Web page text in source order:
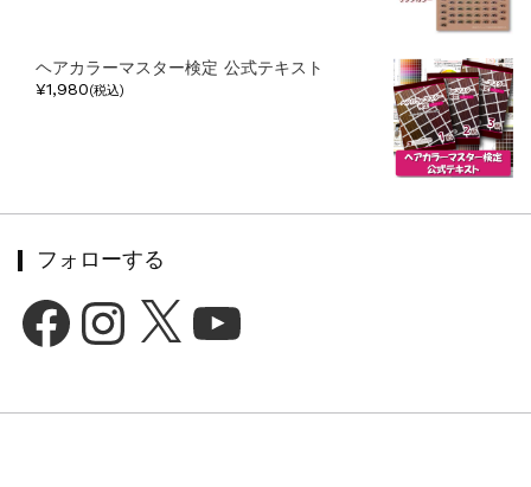
ヘアカラーマスター検定 公式テキスト
¥1,980(税込)
フォローする
FacebookInstagram